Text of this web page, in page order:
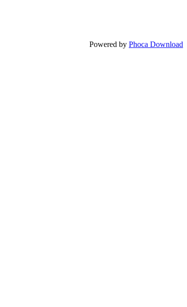
Powered by Phoca Download